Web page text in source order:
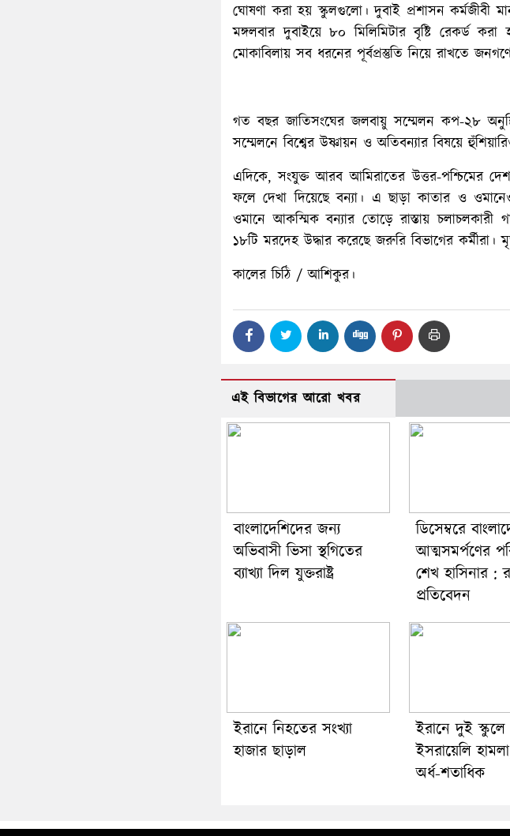
ঘোষণা করা হয় স্কুলগুলো। দুবাই প্রশাসন কর্মজীবী
মঙ্গলবার দুবাইয়ে ৮০ মিলিমিটার বৃষ্টি রেকর্ড
মোকাবিলায় সব ধরনের পূর্বপ্রস্তুতি নিয়ে রাখতে
গত বছর জাতিসংঘের জলবায়ু সম্মেলন কপ-২৮
সম্মেলনে বিশ্বের উষ্ণায়ন ও অতিবন্যার বিষয়ে
এদিকে, সংযুক্ত আরব আমিরাতের উত্তর-পশ্চিমের
ফলে দেখা দিয়েছে বন্যা। এ ছাড়া কাতার ও
ওমানে আকস্মিক বন্যার তোড়ে রাস্তায়
১৮টি মরদেহ উদ্ধার করেছে জরুরি বিভাগের কর্মীরা।
কালের চিঠি / আশিকুর।
এই বিভাগের আরো খবর
বাংলাদেশিদের জন্য
অভিবাসী ভিসা স্থগিতের
ব্যাখ্যা দিল যুক্তরাষ্ট্র
ডিসেম্বরে
আত্মসমর্পণের
শেখ হাসিনার :
প্রতিবেদন
ইরানে নিহতের সংখ্যা
হাজার ছাড়াল
ইরানে দুই স্কুলে
ইসরায়েলি
অর্ধ-শতাধিক